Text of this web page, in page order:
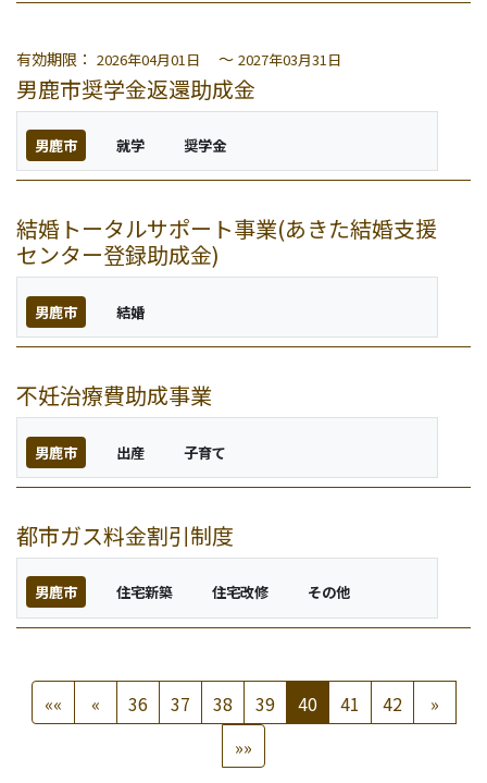
有効期限： 2026年04月01日 ～ 2027年03月31日
男鹿市奨学金返還助成金
男鹿市 就学 奨学金
結婚トータルサポート事業(あきた結婚支援
センター登録助成金)
男鹿市 結婚
不妊治療費助成事業
男鹿市 出産 子育て
都市ガス料金割引制度
男鹿市 住宅新築 住宅改修 その他
«« « 36 37 38 39 40 41 42
»
»»